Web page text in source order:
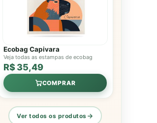
Ecobag Capivara
Veja todas as estampas de ecobag
R$ 35,49
COMPRAR
Ver todos os produtos